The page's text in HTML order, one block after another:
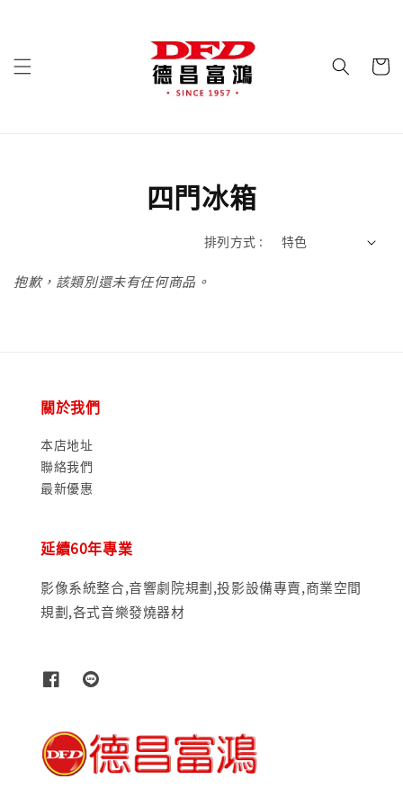
四門冰箱
排列方式 :
抱歉，該類別還未有任何商品。
關於我們
本店地址
聯絡我們
最新優惠
延續60年專業
影像系統整合,音響劇院規劃,投影設備專賣,商業空間
規劃,各式音樂發燒器材